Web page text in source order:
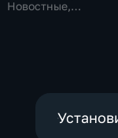
Новостные,